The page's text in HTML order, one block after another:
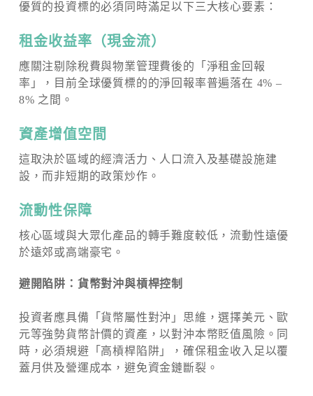
優質的投資標的必須同時滿足以下三大核心要素：
租金收益率（現金流）
應關注剔除稅費與物業管理費後的「淨租金回報
率」，目前全球優質標的的淨回報率普遍落在 4% –
8% 之間。
資產增值空間
這取決於區域的經濟活力、人口流入及基礎設施建
設，而非短期的政策炒作。
流動性保障
核心區域與大眾化產品的轉手難度較低，流動性遠優
於遠郊或高端豪宅。
避開陷阱：貨幣對沖與槓桿控制
投資者應具備「貨幣屬性對沖」思維，選擇美元、歐
元等強勢貨幣計價的資產，以對沖本幣貶值風險。同
時，必須規避「高槓桿陷阱」，確保租金收入足以覆
蓋月供及營運成本，避免資金鏈斷裂。